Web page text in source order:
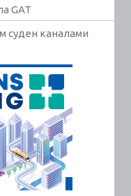
GAT
суден каналами